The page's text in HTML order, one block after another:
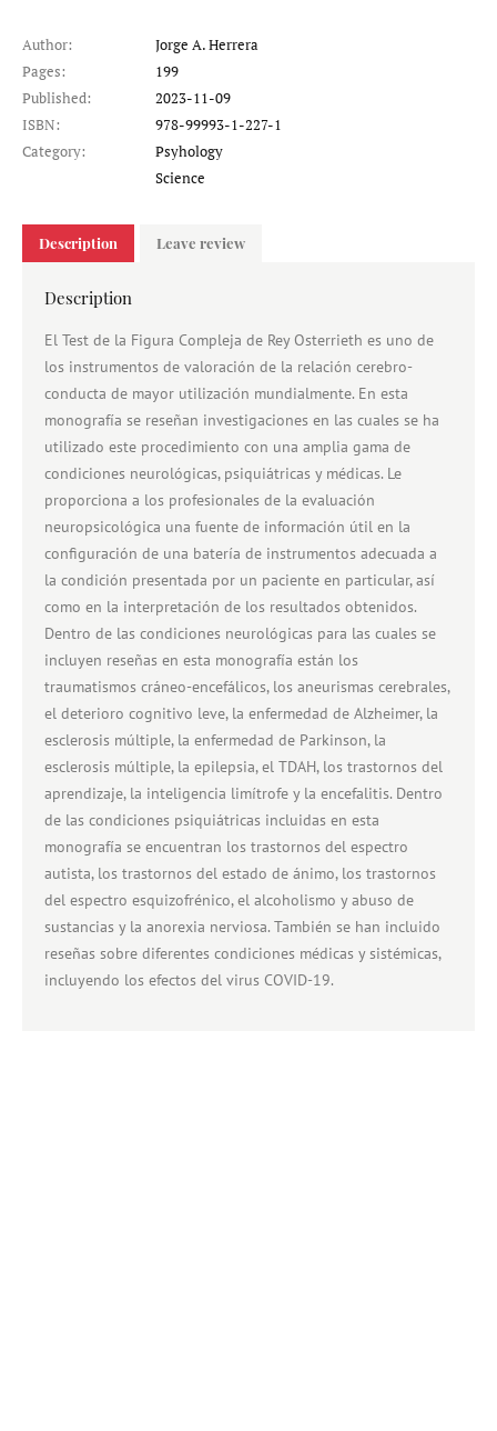
Author:
Jorge A. Herrera
Pages:
199
Published:
2023-11-09
ISBN:
978-99993-1-227-1
Category:
Psyhology
Science
Description Leave review
Description
El Test de la Figura Compleja de Rey Osterrieth es uno de
los instrumentos de valoración de la relación cerebro-
conducta de mayor utilización mundialmente. En esta
monografía se reseñan investigaciones en las cuales se ha
utilizado este procedimiento con una amplia gama de
condiciones neurológicas, psiquiátricas y médicas. Le
proporciona a los profesionales de la evaluación
neuropsicológica una fuente de información útil en la
configuración de una batería de instrumentos adecuada a
la condición presentada por un paciente en particular, así
como en la interpretación de los resultados obtenidos.
Dentro de las condiciones neurológicas para las cuales se
incluyen reseñas en esta monografía están los
traumatismos cráneo-encefálicos, los aneurismas cerebrales,
el deterioro cognitivo leve, la enfermedad de Alzheimer, la
esclerosis múltiple, la enfermedad de Parkinson, la
esclerosis múltiple, la epilepsia, el TDAH, los trastornos del
aprendizaje, la inteligencia limítrofe y la encefalitis. Dentro
de las condiciones psiquiátricas incluidas en esta
monografía se encuentran los trastornos del espectro
autista, los trastornos del estado de ánimo, los trastornos
del espectro esquizofrénico, el alcoholismo y abuso de
sustancias y la anorexia nerviosa. También se han incluido
reseñas sobre diferentes condiciones médicas y sistémicas,
incluyendo los efectos del virus COVID-19.